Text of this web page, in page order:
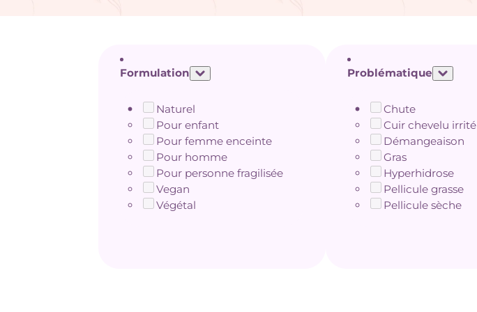
Formulation
Naturel
Pour enfant
Pour femme enceinte
Pour homme
Pour personne fragilisée
Vegan
Végétal
Problématique
Chute
Cuir chevelu irrité
Démangeaison
Gras
Hyperhidrose
Pellicule grasse
Pellicule sèche